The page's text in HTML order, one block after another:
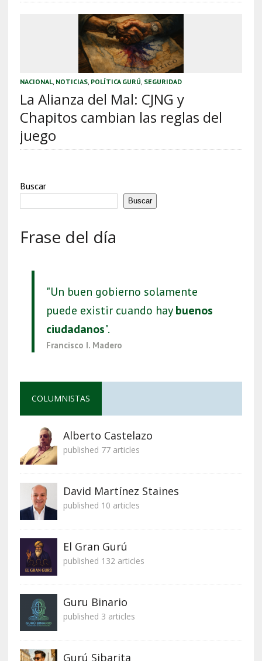
NACIONAL, NOTICIAS, POLÍTICA GURÚ SEGURIDAD
La Alianza del Mal: CJNG y
Chapitos cambian las reglas del
juego
Buscar
Buscar
Frase del día
"Un buen gobierno solamente
puede existir cuando haybuenos
ciudadanos".
Francisco I. Madero
COLUMNISTAS
Alberto Castelazo
published 77 articles
David Martínez Staines
published 10 articles
El Gran Gurú
published 132 articles
Guru Binario
published 3 articles
Gurú Sibarita